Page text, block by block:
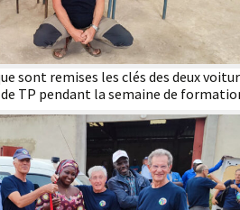
sont remises les clés des deux
TP pendant la semaine de